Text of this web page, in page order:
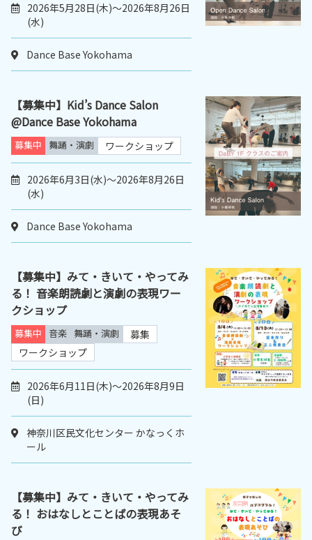
2026年5月28日(木)～2026年8月26日
(水)
Dance Base Yokohama
【募集中】Kid’s Dance Salon
@Dance Base Yokohama
募集中 舞踊・演劇 ワークショップ
2026年6月3日(水)～2026年8月26日
(水)
Dance Base Yokohama
【募集中】みて・きいて・やってみ
る！ 音楽朗読劇と演劇の表現ワー
クショップ
募集中 音楽 舞踊・演劇
募集
ワークショップ
2026年6月11日(木)～2026年8月9日
(日)
神奈川区民文化センター かなっくホ
ール
【募集中】みて・きいて・やってみ
る！ おはなしとことばの表現あそ
び